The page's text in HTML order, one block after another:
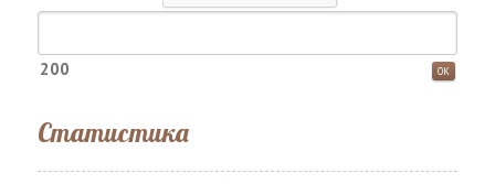
200
Статистика